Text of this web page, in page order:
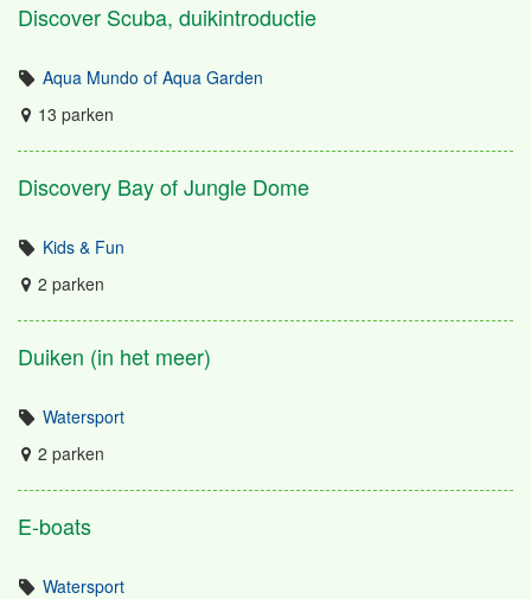
Discover Scuba, duikintroductie
Aqua Mundo of Aqua Garden
13 parken
Discovery Bay of Jungle Dome
Kids & Fun
2 parken
Duiken (in het meer)
Watersport
2 parken
E-boats
Watersport